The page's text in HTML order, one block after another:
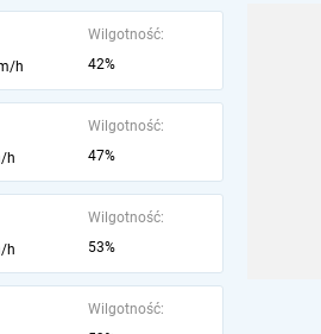
h
Wilgotność:
42%
h
Wilgotność:
47%
h
Wilgotność:
53%
Wilgotność: